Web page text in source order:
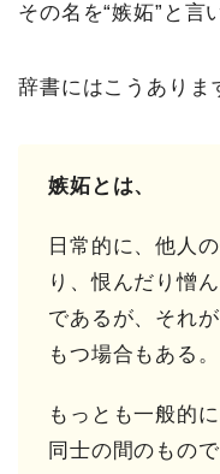
その名を“嫉妬”と言
辞書にはこうありま
嫉妬とは、
日常的に、他人
り、恨んだり憎
であるが、それ
もつ場合もある。
もっとも一般的
同士の間のもの